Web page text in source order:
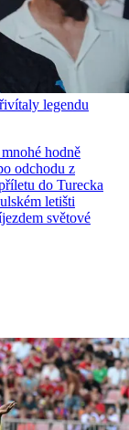
legendu
hodně
odchodu z
do Turecka
letišti
světové